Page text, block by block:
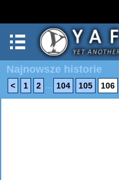
Najnowsze historie
< 1 2 ... 104 105 106